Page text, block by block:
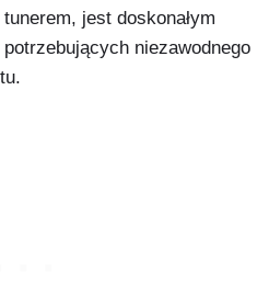
jest doskonałym
niezawodnego